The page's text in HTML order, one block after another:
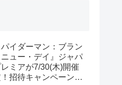
パイダーマン：ブラン
ニュー・デイ』ジャパ
レミアが7/30(木)開催
招待キャンペーンは